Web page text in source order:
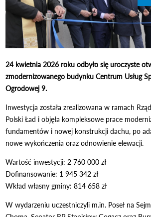
24 kwietnia 2026 roku odbyło się uroczyste
zmodernizowanego budynku Centrum Usług
Ogrodowej 9.
Inwestycja została zrealizowana w ramach
Polski Ład i objęła kompleksowe prace
fundamentów i nowej konstrukcji dachu, po
nowe wykończenia oraz odnowienie elewacji.
Wartość inwestycji: 2 760 000 zł
Dofinansowanie: 1 945 342 zł
Wkład własny gminy: 814 658 zł
W wydarzeniu uczestniczyli m.in. Poseł na